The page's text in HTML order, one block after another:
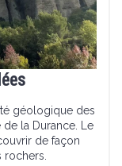
géologique des
la Durance. Le
de façon
rochers.